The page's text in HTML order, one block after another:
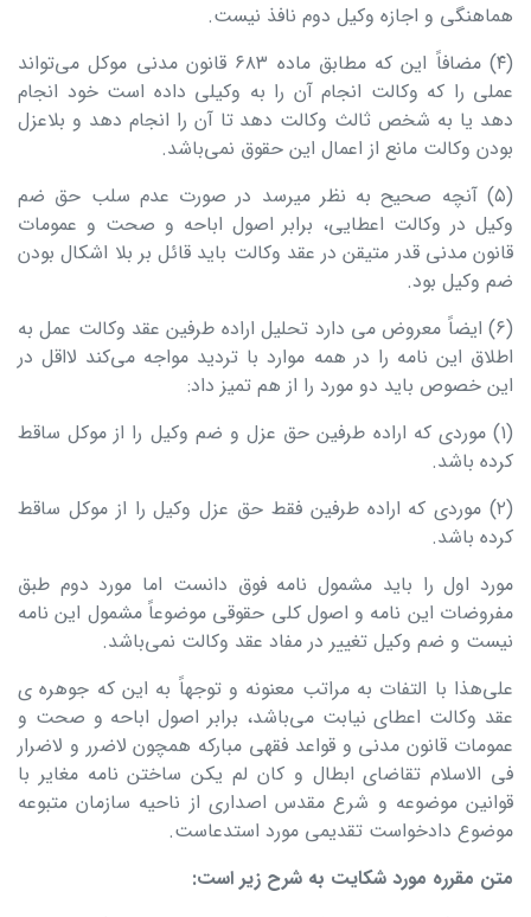
هماهنگی و اجازه وکیل دوم نافذ نیست.
(۴) مضافاً این که مطابق ماده ۶۸۳ قانون مدنی موکل می‌تواند
عملی را که وکالت انجام آن را به وکیلی داده است خود انجام
دهد یا به شخص ثالث وکالت دهد تا آن را انجام دهد و بلاعزل
بودن وکالت مانع از اعمال این حقوق نمی‌باشد.
(۵) آنچه صحیح به نظر میرسد در صورت عدم سلب حق ضم
وکیل در وکالت اعطایی، برابر اصول اباحه و صحت و عمومات
قانون مدنی قدر متیقن در عقد وکالت باید قائل بر بلا اشکال بودن
ضم وکیل بود.
(۶) ایضاً معروض می دارد تحلیل اراده طرفین عقد وکالت عمل به
اطلاق این نامه را در همه موارد با تردید مواجه می‌کند لااقل در
این خصوص باید دو مورد را از هم تمیز داد:
(۱) موردی که اراده طرفین حق عزل و ضم وکیل را از موکل ساقط
کرده باشد.
(۲) موردی که اراده طرفین فقط حق عزل وکیل را از موکل ساقط
کرده باشد.
مورد اول را باید مشمول نامه فوق دانست اما مورد دوم طبق
مفروضات این نامه و اصول کلی حقوقی موضوعاً مشمول این نامه
نیست و ضم وکیل تغییر در مفاد عقد وکالت نمی‌باشد.
على‌هذا با التفات به مراتب معنونه و توجهاً به این که جوهره ی
عقد وکالت اعطای نیابت می‌باشد، برابر اصول اباحه و صحت و
عمومات قانون مدنی و قواعد فقهی مبارکه همچون لاضرر و لاضرار
فی الاسلام تقاضای ابطال و کان لم یکن ساختن نامه مغایر با
قوانین موضوعه و شرع مقدس اصداری از ناحیه سازمان متبوعه
موضوع دادخواست تقدیمی مورد استدعاست.
متن مقرره مورد شکایت به شرح زیر است: